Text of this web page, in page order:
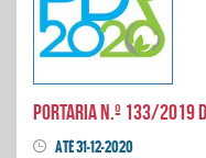
ATÉ 31-12-2020